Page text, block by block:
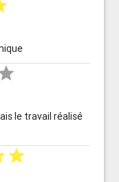
le travail réalisé
star